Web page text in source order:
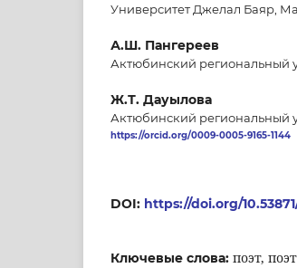
Университет Джелал Баяр,
А.Ш. Пангереев
Актюбинский региональный
Ж.Т. Дауылова
Актюбинский региональный
https://orcid.org/0009-0005-9165-1144
DOI: https://doi.org/
Ключевые слова: поэт,